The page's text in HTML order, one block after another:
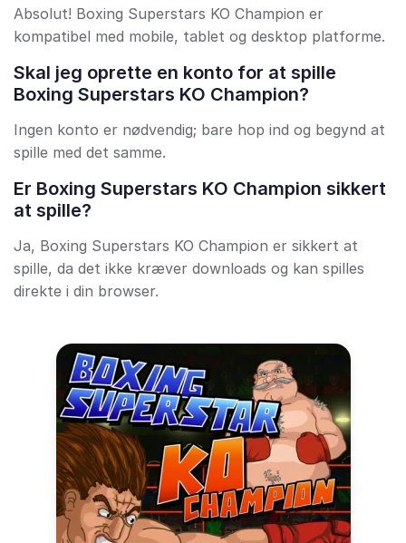
Absolut! Boxing Superstars KO Champion er
kompatibel med mobile, tablet og desktop platforme.
Skal jeg oprette en konto for at spille
Boxing Superstars KO Champion?
Ingen konto er nødvendig; bare hop ind og begynd at
spille med det samme.
Er Boxing Superstars KO Champion sikkert
at spille?
Ja, Boxing Superstars KO Champion er sikkert at
spille, da det ikke kræver downloads og kan spilles
direkte i din browser.